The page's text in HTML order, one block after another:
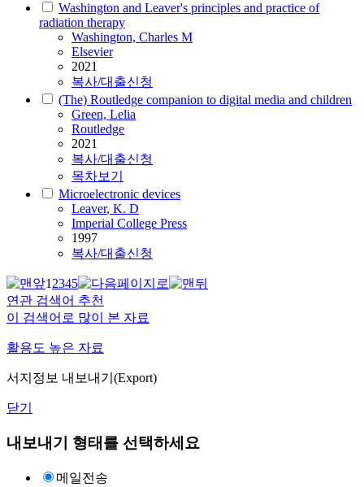
Washington and Leaver's principles and practice of
radiation therapy
Washington, Charles M
Elsevier
2021
복사/대출신청
(The) Routledge companion to digital media and children
Green, Lelia
Routledge
2021
복사/대출신청
목차보기
Microelectronic devices
Leaver, K. D
Imperial College Press
1997
복사/대출신청
12345
연관 검색어 추천
이 검색어로 많이 본 자료
활용도 높은 자료
서지정보 내보내기(Export)
닫기
내보내기 형태를 선택하세요
메일전송